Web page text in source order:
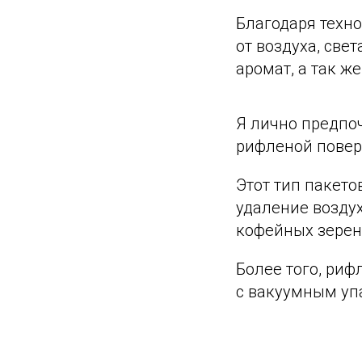
Благодаря
от воздуха,
аромат, а так
Я лично
рифленой
Этот тип
удаление
кофейных
Более того,
с вакуумным